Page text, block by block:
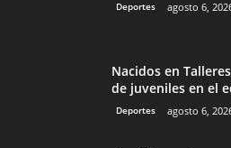
Deportes agosto 6,
Nacidos en
de juveniles en el
Deportes agosto 6,